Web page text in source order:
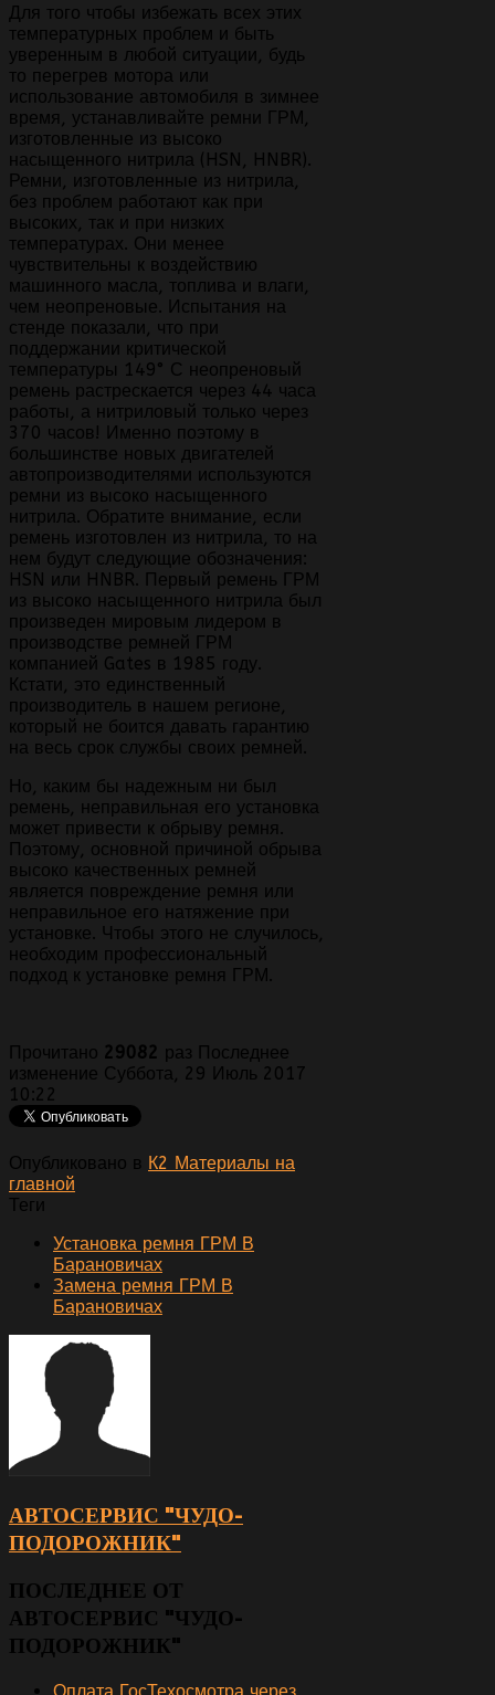
Для того чтобы избежать всех этих
температурных проблем и быть
уверенным в любой ситуации, будь
то перегрев мотора или
использование автомобиля в зимнее
время, устанавливайте ремни ГРМ,
изготовленные из высоко
насыщенного нитрила (HSN, HNBR).
Ремни, изготовленные из нитрила,
без проблем работают как при
высоких, так и при низких
температурах. Они менее
чувствительны к воздействию
машинного масла, топлива и влаги,
чем неопреновые. Испытания на
стенде показали, что при
поддержании критической
температуры 149° С неопреновый
ремень растрескается через 44 часа
работы, а нитриловый только через
370 часов! Именно поэтому в
большинстве новых двигателей
автопроизводителями используются
ремни из высоко насыщенного
нитрила. Обратите внимание, если
ремень изготовлен из нитрила, то на
нем будут следующие обозначения:
HSN или HNBR. Первый ремень ГРМ
из высоко насыщенного нитрила был
произведен мировым лидером в
производстве ремней ГРМ
компанией Gates в 1985 году.
Кстати, это единственный
производитель в нашем регионе,
который не боится давать гарантию
на весь срок службы своих ремней.
Но, каким бы надежным ни был
ремень, неправильная его установка
может привести к обрыву ремня.
Поэтому, основной причиной обрыва
высоко качественных ремней
является повреждение ремня или
неправильное его натяжение при
установке. Чтобы этого не случилось,
необходим профессиональный
подход к установке ремня ГРМ.
Прочитано 29082 раз Последнее
изменение Суббота, 29 Июль 2017
10:22
Опубликовано в К2 Материалы на
главной
Теги
Установка ремня ГРМ В
Барановичах
Замена ремня ГРМ В
Барановичах
АВТОСЕРВИС "ЧУДО-
ПОДОРОЖНИК"
ПОСЛЕДНЕЕ ОТ
АВТОСЕРВИС "ЧУДО-
ПОДОРОЖНИК"